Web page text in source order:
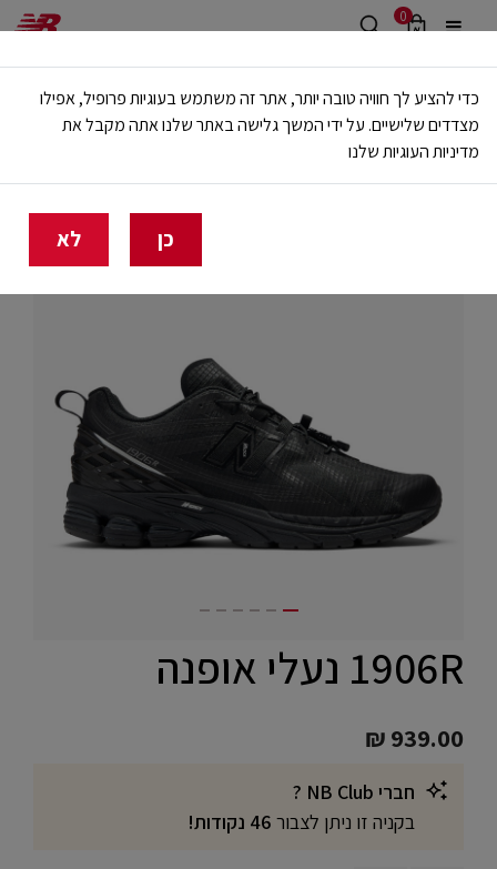
0
משלוח חינם מעל 499 ש"ח
🔥 20% הנחה על כל הביגוד באתר ובחנויות - לזמן מוגבל
בית 1906
1906R נעלי אופנה
₪ 939.00
חברי NB Club ?
בקניה זו ניתן לצבור
כדי להציע לך חוויה טובה יותר, אתר זה משתמש בעוגיות פרופיל, אפילו
מצדדים שלישיים. על ידי המשך גלישה באתר שלנו אתה מקבל את
מדיניות העוגיות שלנו
כן לא